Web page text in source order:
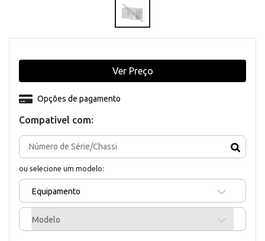
Compativel com:
ou selecione um modelo:
Equipamento
Modelo
Opções de pagamento
Ver Preço